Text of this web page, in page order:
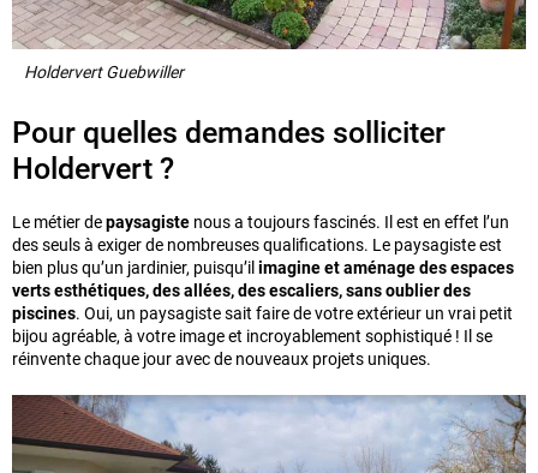
Holdervert Guebwiller
Pour quelles demandes solliciter
Holdervert ?
Le métier depaysagiste nous a toujours fascinés. Il est en effet l’un
des seuls à exiger de nombreuses qualifications. Le paysagiste est
bien plus qu’un jardinier, puisqu’il imagine et aménage des espaces
verts esthétiques, des allées, des escaliers, sans oublier des
piscines. Oui, un paysagiste sait faire de votre extérieur un vrai petit
bijou agréable, à votre image et incroyablement sophistiqué ! Il se
réinvente chaque jour avec de nouveaux projets uniques.